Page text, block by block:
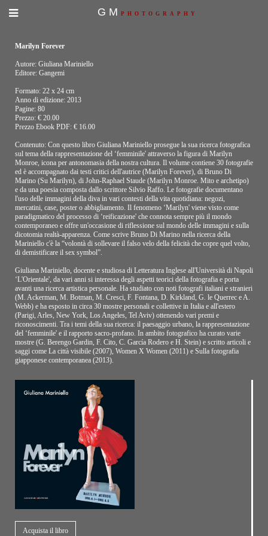
GM PHOTOGRAPHY
Marilyn Forever
Autore: Giuliana Mariniello
Editore: Gangemi
Formato: 22 x 24 cm
Anno di edizione: 2013
Pagine: 80
Prezzo: € 20.00
Prezzo Ebook PDF: € 16.00
Contenuto: Con questo libro Giuliana Mariniello prosegue la sua ricerca fotografica
sul tema della rappresentazione del ‘femminile' attraverso la figura di Marilyn
Monroe, icona per antonomasia della nostra cultura. Il volume contiene 30 fotografie
ed è accompagnato dai testi critici dell'autrice (Marilyn Forever), di Bruno Di
Marino (Su Marilyn), di John-Raphael Staude (Marilyn Monroe. Mito e archetipo)
e da una poesia composta dallo scrittore Silvio Raffo. Le fotografie documentano
l'uso delle immagini della diva in vari contesti della vita quotidiana: negozi,
mercatini, case, poster o abbigliamento. Il fenomeno ‘Marilyn' viene visto come
paradigmatico del processo di ‘reificazione' che connota sempre più il mondo
contemporaneo e offre un'occasione di riflessione sul mondo delle immagini e sulla
dicotomia realtà-apparenza. Come scrive Bruno Di Marino nella ricerca della
Mariniello c'è la “volontà di sollevare il falso velo della felicità che copre quel volto,
di demistificare il sex symbol”.
Giuliana Mariniello, docente e studiosa di Letteratura Inglese all'Università di Napoli
‘L'Orientale', da vari anni si interessa degli aspetti teorici della fotografia e porta
avanti una ricerca artistica personale. Ha studiato con noti fotografi italiani e stranieri
(M. Ackerman, M. Botman, M. Cresci, F. Fontana, D. Kirkland, G. le Querrec e A.
Webb) e ha esposto in circa 30 mostre personali e collettive in Italia e all'estero
(Parigi, Arles, New York, Los Angeles, Tel Aviv) ottenendo vari premi e
riconoscimenti. Tra i temi della sua ricerca: il paesaggio urbano, la rappresentazione
del ‘femminile' e il rapporto sacro-profano. In ambito fotografico ha curato varie
mostre (G. Berengo Gardin, F. Cito, C. García Rodero e H. Stein) e scritto articoli e
saggi come La città visibile (2007), Women X Women (2011) e Sulla fotografia
giapponese contemporanea (2013).
Acquista il libro